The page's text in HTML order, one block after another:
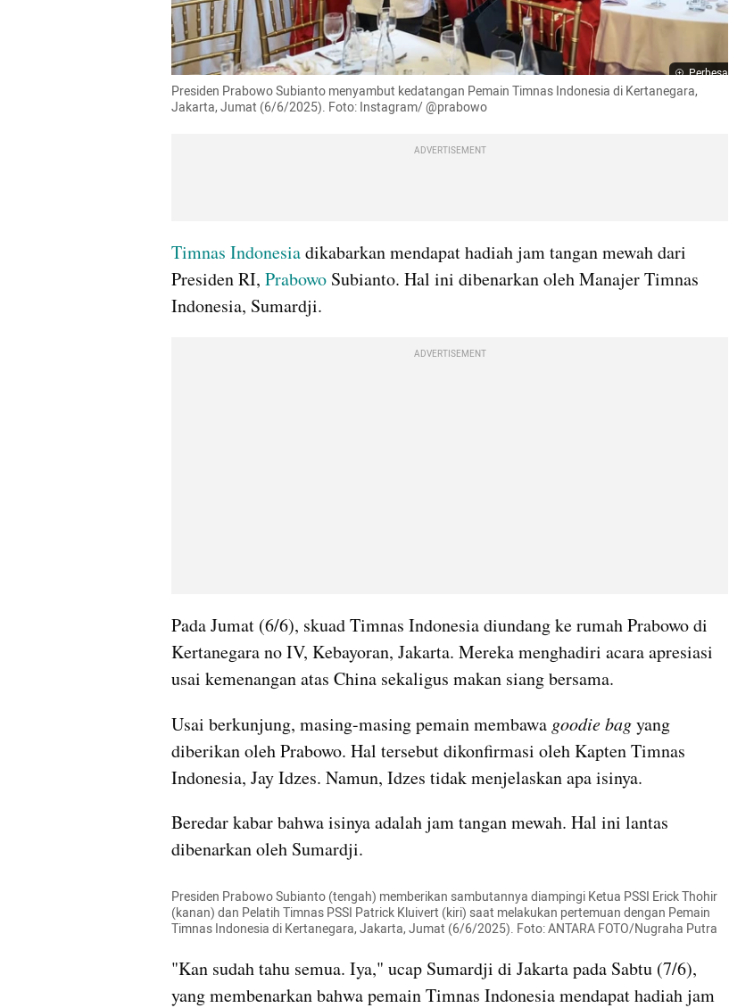
Perbesar
Presiden Prabowo Subianto menyambut kedatangan Pemain Timnas Indonesia di Kertanegara,
Jakarta, Jumat (6/6/2025). Foto: Instagram/ @prabowo
ADVERTISEMENT
Timnas Indonesia dikabarkan mendapat hadiah jam tangan mewah dari
Presiden RI, Prabowo Subianto. Hal ini dibenarkan oleh Manajer Timnas
Indonesia, Sumardji.
ADVERTISEMENT
Pada Jumat (6/6), skuad Timnas Indonesia diundang ke rumah Prabowo di
Kertanegara no IV, Kebayoran, Jakarta. Mereka menghadiri acara apresiasi
usai kemenangan atas China sekaligus makan siang bersama.
Usai berkunjung, masing-masing pemain membawa goodie bag yang
diberikan oleh Prabowo. Hal tersebut dikonfirmasi oleh Kapten Timnas
Indonesia, Jay Idzes. Namun, Idzes tidak menjelaskan apa isinya.
Beredar kabar bahwa isinya adalah jam tangan mewah. Hal ini lantas
dibenarkan oleh Sumardji.
Presiden Prabowo Subianto (tengah) memberikan sambutannya diampingi Ketua PSSI Erick Thohir
(kanan) dan Pelatih Timnas PSSI Patrick Kluivert (kiri) saat melakukan pertemuan dengan Pemain
Timnas Indonesia di Kertanegara, Jakarta, Jumat (6/6/2025). Foto: ANTARA FOTO/Nugraha Putra
"Kan sudah tahu semua. Iya," ucap Sumardji di Jakarta pada Sabtu (7/6),
yang membenarkan bahwa pemain Timnas Indonesia mendapat hadiah jam